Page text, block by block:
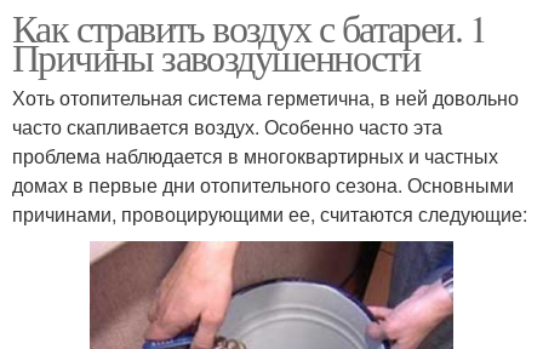
Как стравить воздух с батареи. 1
Причины завоздушенности
Хоть отопительная система герметична, в ней довольно
часто скапливается воздух. Особенно часто эта
проблема наблюдается в многоквартирных и частных
домах в первые дни отопительного сезона. Основными
причинами, провоцирующими ее, считаются следующие: